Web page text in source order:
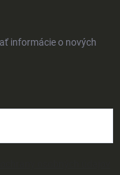
informácie o nových